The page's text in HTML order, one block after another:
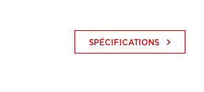
SPÉCIFICATIONS keyboard_arrow_right